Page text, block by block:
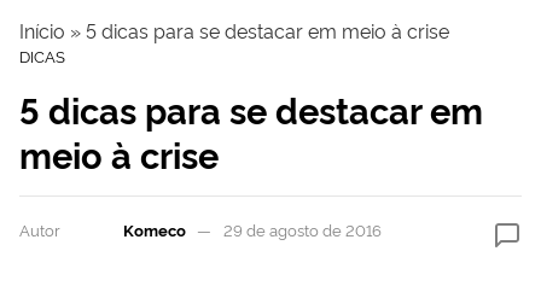
Início »5 dicas para se destacar em meio à crise
DICAS
5 dicas para se destacar em
meio à crise
Autor Komeco 29 de agosto de 2016